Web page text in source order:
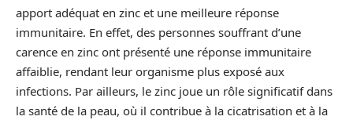
apport adéquat en zinc et une meilleure réponse
immunitaire. En effet, des personnes souffrant d’une
carence en zinc ont présenté une réponse immunitaire
affaiblie, rendant leur organisme plus exposé aux
infections. Par ailleurs, le zinc joue un rôle significatif dans
la santé de la peau, où il contribue à la cicatrisation et à la